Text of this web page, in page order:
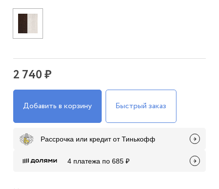
2 740 ₽
Добавить в корзину Быстрый заказ
Рассрочка или кредит от Тинькофф
4 платежа по 685 ₽